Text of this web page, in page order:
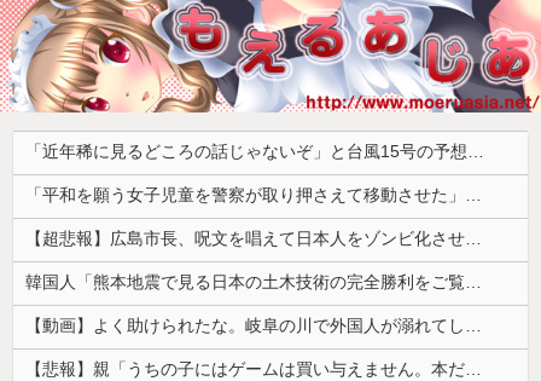
「近年稀に見るどころの話じゃないぞ」と台風15号の予想進路に困惑する人が多数、偏西風が全く通用していないんだけど……
「平和を願う女子児童を警察が取り押さえて移動させた」と市民団体が告発、「児童……どこ？」とガチで困惑する人が続出
【超悲報】広島市長、呪文を唱えて日本人をゾンビ化させていると非難されてしまう
韓国人「熊本地震で見る日本の土木技術の完全勝利をご覧ください」→「これはすごいわ」「こういうのを見ると日本人は何か適当に作る感じがしない・・・」...
【動画】よく助けられたな。岐阜の川で外国人が溺れてしまう事故。
【悲報】親「うちの子にはゲームは買い与えません。本だけで十分」→結果ｗｗｗ